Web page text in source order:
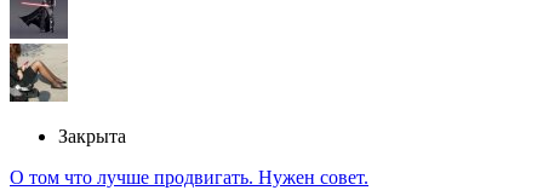
Закрыта
О том что лучше продвигать. Нужен совет.